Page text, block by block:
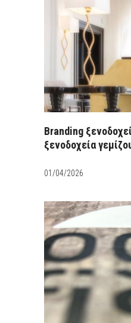
Branding
ξενοδοχεία
01/04/2026